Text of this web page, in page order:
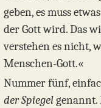
geben, es muss
der Gott wird. Das
verstehen es nicht,
Menschen-Gott.«
Nummer fünf,
der Spiegelgenannt.